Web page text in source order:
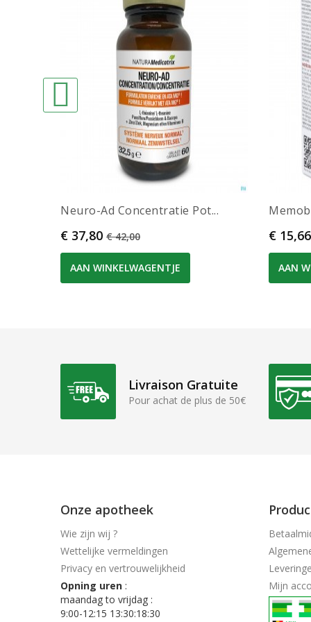
Neuro-Ad Concentratie Pot...
Prijs
€ 37,80 Normale prijs
€ 42,00
AAN WINKELWAGENTJE
Prijs
€ 15,66
AAN
Livraison Gratuite
Pour achat de plus de 50€
Onze apotheek
Wie zijn wij ?
Wettelijke vermeldingen
Privacy en vertrouwelijkheid
Opning uren :
maandag to vrijdag :
9:00-12:15 13:30:18:30
Mijn